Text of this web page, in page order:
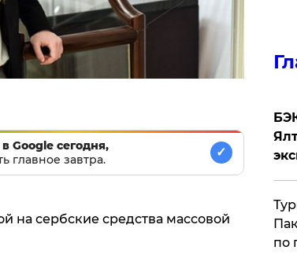
Google сегодня,
главное завтра.
✓
на сербские средства массовой
по